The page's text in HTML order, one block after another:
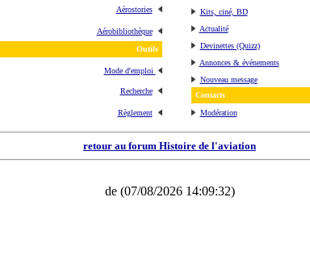
Aérostories
Aérobibliothèque
Outils
Mode d'emploi
Recherche
Règlement
Kits, ciné, BD
Actualité
Devinettes (Quizz)
Annonces & événements
Nouveau message
Contacts
Modération
retour au forum Histoire de l'aviation
de (07/08/2026 14:09:32)